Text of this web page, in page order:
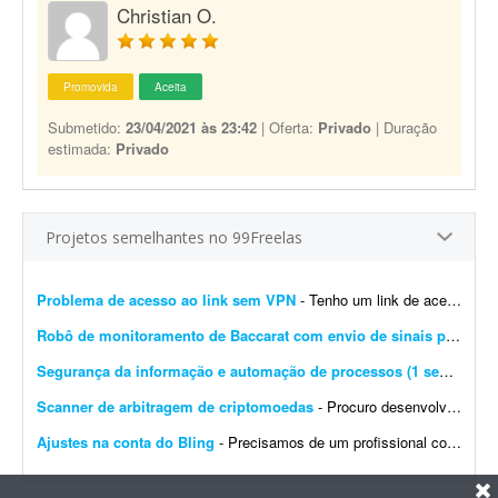
Christian O.
Promovida Aceita
Submetido: 23/04/2021 às 23:42 | Oferta: Privado | Duração
estimada: Privado
Projetos semelhantes no 99Freelas
Problema de acesso ao link sem VPN - Tenho um link de acesso web que funciona normalmente apenas quando a VPN do dispositivo está ativada. Quando tento acessar o mesmo link sem VPN, a página não carrega e apresen...
Robô de monitoramento de Baccarat com envio de sinais para Telegram
Segurança da informação e automação de processos (1 semana)
Scanner de arbitragem de criptomoedas - Procuro desenvolvedor full stack para criar uma plataforma profissional e scanner de arbitragem de criptomoedas, semelhante às principais soluções internacionais do mercado, po...
Ajustes na conta do Bling - Precisamos de um profissional com experiência em e-commerce e em configurações no Bling. Atualmente temos a conta de um cliente integrada com loja própria, Mercado Livre,...